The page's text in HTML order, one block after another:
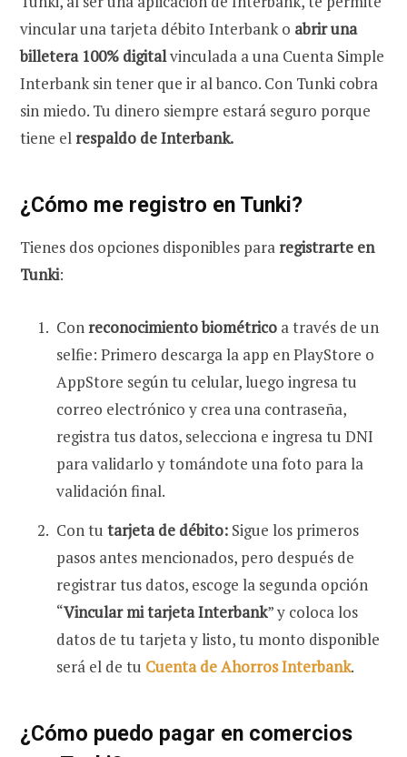
vincular una tarjeta débito Interbank o abrir una
billetera 100% digitalvinculada a una Cuenta Simple
Interbank sin tener que ir al banco. Con Tunki cobra
sin miedo. Tu dinero siempre estará seguro porque
tiene el respaldo de Interbank.
¿Cómo me registro en Tunki?
Tienes dos opciones disponibles para registrarte en
Tunki:
Con reconocimiento biométrico a través de un
selfie: Primero descarga la app en PlayStore o
AppStore según tu celular, luego ingresa tu
correo electrónico y crea una contraseña,
registra tus datos, selecciona e ingresa tu DNI
para validarlo y tomándote una foto para la
validación final.
Con tu tarjeta de débito: Sigue los primeros
pasos antes mencionados, pero después de
registrar tus datos, escoge la segunda opción
“Vincular mi tarjeta Interbank” y coloca los
datos de tu tarjeta y listo, tu monto disponible
será el de tu Cuenta de Ahorros Interbank.
¿Cómo puedo pagar en comercios